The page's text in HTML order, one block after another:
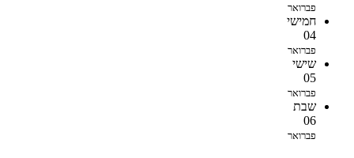
פברואר
חמישי
04
פברואר
שישי
05
פברואר
שבת
06
פברואר